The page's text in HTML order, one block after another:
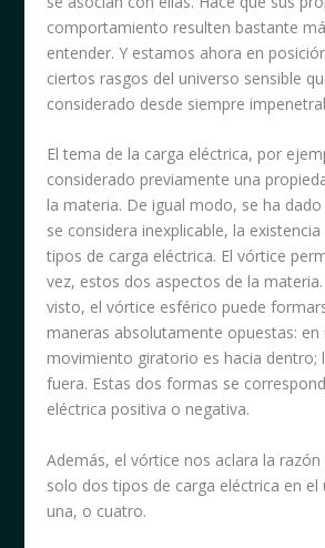
comportamiento resulten bastante
entender. Y estamos ahora en
ciertos rasgos del universo sensible
considerado desde siempre
El tema de la carga eléctrica, por
considerado previamente una
la materia. De igual modo, se ha
se considera inexplicable, la
tipos de carga eléctrica. El vórtice
vez, estos dos aspectos de la
visto, el vórtice esférico puede
maneras absolutamente opuestas: en
movimiento giratorio es hacia dentro;
fuera. Estas dos formas se
eléctrica positiva o negativa.
Además, el vórtice nos aclara la
solo dos tipos de carga eléctrica en el
una, o cuatro.